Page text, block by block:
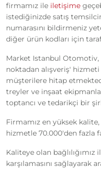
firmamız ile iletişime
istediğinizde satış
numarasını bildirmeniz
diğer ürün kodları için
Market Istanbul
noktadan alışveriş'
müşterilere hitap
treyler ve inşaat
toptancı ve tedarikçi bir
Firmamız en yüksek
hizmetle 70.000'den fazla
Kaliteye olan bağlılığımız
karşılamasını sağlayarak